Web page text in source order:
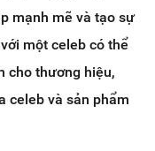
mạnh mẽ và tạo sự
một celeb có thể
cho thương hiệu,
celeb và sản phẩm